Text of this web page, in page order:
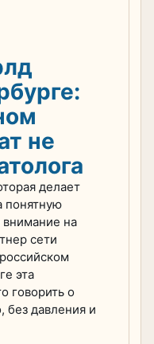
не
делает
понятную
на
сети
эта
говорить о
без давления и